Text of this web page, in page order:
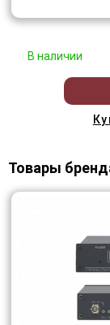
В наличии
Товары